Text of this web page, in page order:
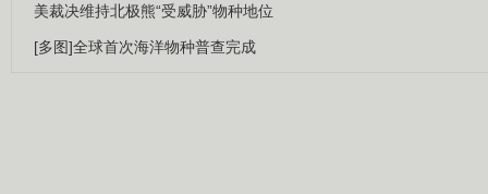
美裁决维持北极熊“受威胁”物种地位
[多图]全球首次海洋物种普查完成